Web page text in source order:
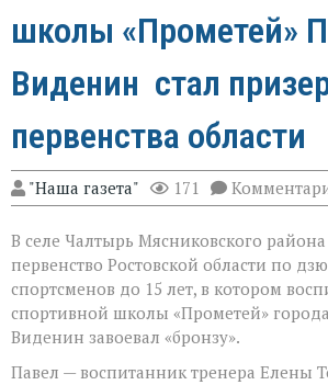
школы «Прометей»
Виденин стал
первенства области
"Наша газета" 171
В селе Чалтырь Мясниковского
первенство Ростовской области по
спортсменов до 15 лет, в котором
спортивной школы «Прометей»
Виденин завоевал «бронзу».
Павел — воспитанник тренера Елены